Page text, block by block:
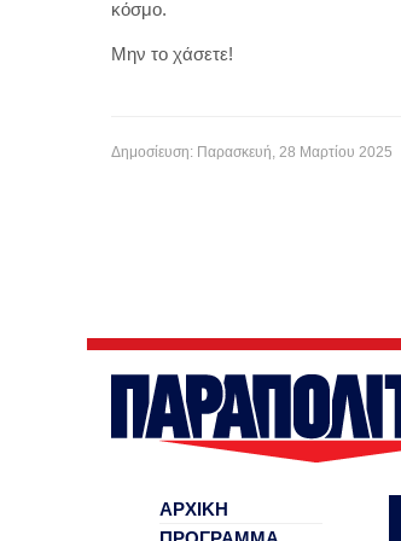
κόσμο.
Μην το χάσετε!
Δημοσίευση: Παρασκευή, 28 Μαρτίου 2025
ΑΡΧΙΚΗ